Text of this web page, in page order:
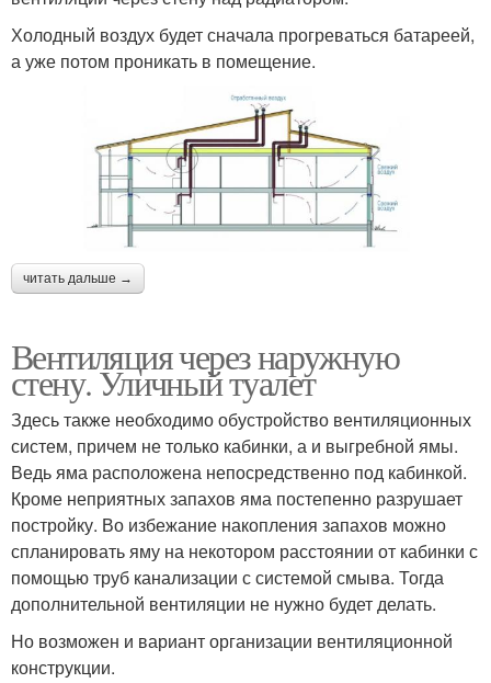
Холодный воздух будет сначала прогреваться батареей,
а уже потом проникать в помещение.
читать дальше →
Вентиляция через наружную
стену. Уличный туалет
Здесь также необходимо обустройство вентиляционных
систем, причем не только кабинки, а и выгребной ямы.
Ведь яма расположена непосредственно под кабинкой.
Кроме неприятных запахов яма постепенно разрушает
постройку. Во избежание накопления запахов можно
спланировать яму на некотором расстоянии от кабинки с
помощью труб канализации с системой смыва. Тогда
дополнительной вентиляции не нужно будет делать.
Но возможен и вариант организации вентиляционной
конструкции.